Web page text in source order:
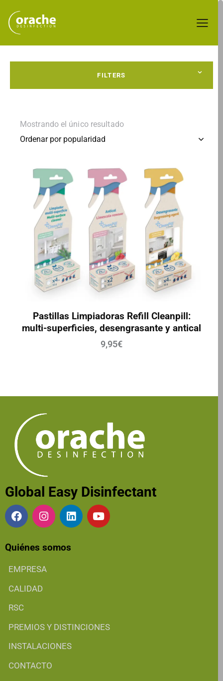
Mostrando el único resultado
Pastillas Limpiadoras Refill Cleanpill:
multi-superficies, desengrasante y antical
9,95€
FILTERS
Global Easy Disinfectant
Quiénes somos
EMPRESA
CALIDAD
RSC
PREMIOS Y DISTINCIONES
INSTALACIONES
CONTACTO